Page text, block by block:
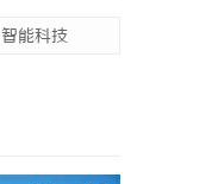
智能科技